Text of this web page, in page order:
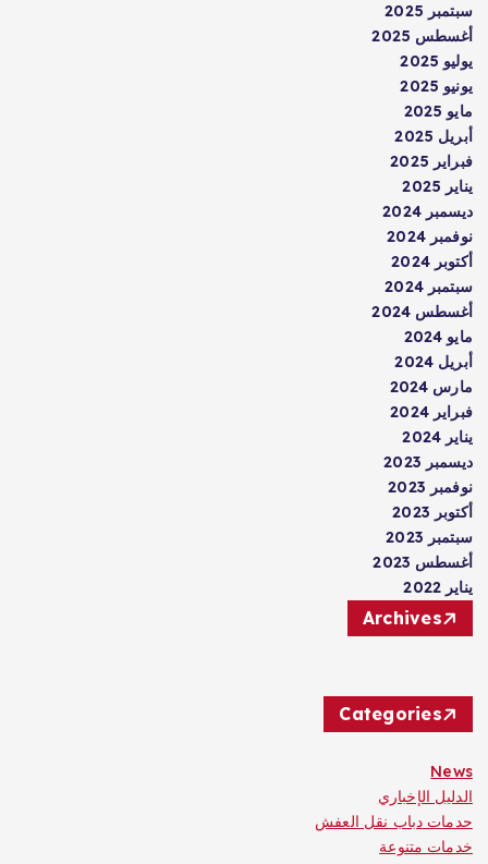
سبتمبر 2025
أغسطس 2025
يوليو 2025
يونيو 2025
مايو 2025
أبريل 2025
فبراير 2025
يناير 2025
ديسمبر 2024
نوفمبر 2024
أكتوبر 2024
سبتمبر 2024
أغسطس 2024
مايو 2024
أبريل 2024
مارس 2024
فبراير 2024
يناير 2024
ديسمبر 2023
نوفمبر 2023
أكتوبر 2023
سبتمبر 2023
أغسطس 2023
يناير 2022
Archives
Categories
News
الدليل الإخباري
حدمات دباب نقل العفش
خدمات متنوعة